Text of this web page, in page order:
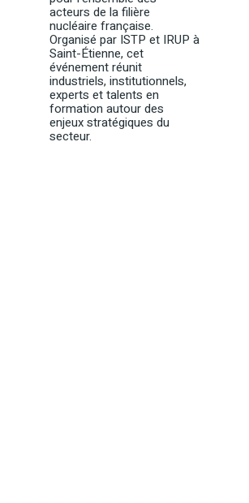
acteurs de la filière
nucléaire française.
Organisé par ISTP et IRUP à
Saint-Étienne, cet
événement réunit
industriels, institutionnels,
experts et talents en
formation autour des
enjeux stratégiques du
secteur.